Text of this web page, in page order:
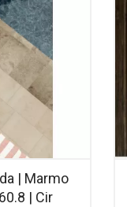
| Marmo
| Cir